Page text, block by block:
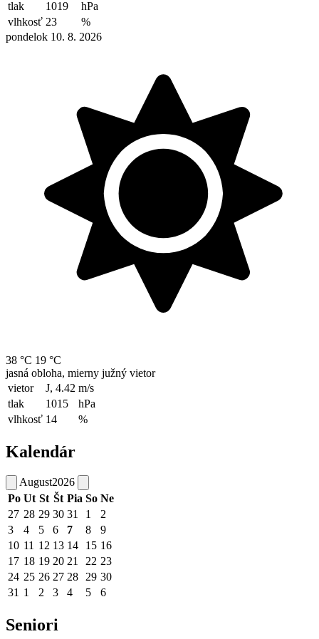
tlak 1019
hPa
vlhkosť 23
%
pondelok 10. 8. 2026
38 °C 19 °C
jasná obloha, mierny južný vietor
vietor
J, 4.42 m/s
tlak
1015
hPa
vlhkosť 14 %
Kalendár
August2026
Po Ut St Št Pia So Ne
27 28 29 30 31 1
2
3
4 5 6 7 8
9
10 11 12 13 14 15 16
17 18 19 20 21 22 23
24 25 26 27 28 29 30
31 1 2 3 4 5 6
Seniori